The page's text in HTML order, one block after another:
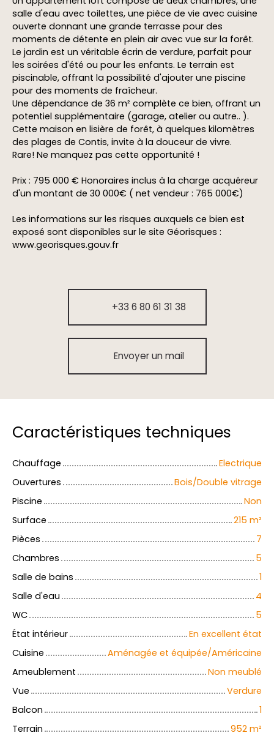
salle d'eau avec toilettes, une pièce de vie avec cuisine
ouverte donnant une grande terrasse pour des
moments de détente en plein air avec vue sur la forêt.
Le jardin est un véritable écrin de verdure, parfait pour
les soirées d'été ou pour les enfants. Le terrain est
piscinable, offrant la possibilité d'ajouter une piscine
pour des moments de fraîcheur.
Une dépendance de 36 m² complète ce bien, offrant un
potentiel supplémentaire (garage, atelier ou autre.. ).
Cette maison en lisière de forêt, à quelques kilomètres
des plages de Contis, invite à la douceur de vivre.
Rare! Ne manquez pas cette opportunité !
Prix : 795 000 € Honoraires inclus à la charge acquéreur
d'un montant de 30 000€ ( net vendeur : 765 000€)
Les informations sur les risques auxquels ce bien est
exposé sont disponibles sur le site Géorisques :
www.georisques.gouv.fr
+33 6 80 61 31 38
Envoyer un mail
Caractéristiques techniques
Chauffage
Electrique
Ouvertures
Bois/Double vitrage
Piscine
Non
Surface
215 m²
Pièces
7
Chambres
5
Salle de bains
1
Salle d'eau
4
WC
5
État intérieur
En excellent état
Cuisine
Aménagée et équipée/Américaine
Ameublement
Non meublé
Vue
Verdure
Balcon
1
Terrain
952 m²